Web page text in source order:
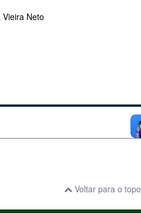
Neto
Voltar para o topo